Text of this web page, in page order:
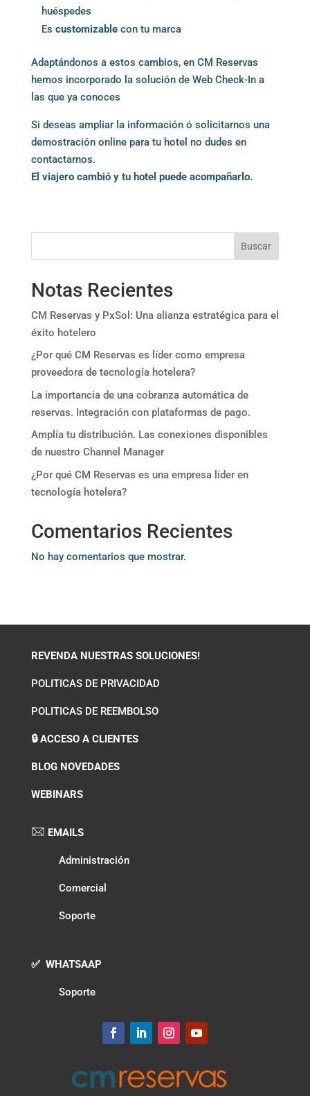
huéspedes
Es customizablecon tu marca
Adaptándonos a estos cambios, en CM Reservas
hemos incorporado la solución de Web Check-Ina
las que ya conoces
Si deseas ampliar la información ó solicitarnos una
demostración online para tu hotel no dudes en
contactarnos.
El viajero cambió y tu hotel puede acompañarlo.
Buscar
Notas Recientes
CM Reservas y PxSol: Una alianza estratégica para el
éxito hotelero
¿Por qué CM Reservas es líder como empresa
proveedora de tecnología hotelera?
La importancia de una cobranza automática de
reservas. Integración con plataformas de pago.
Amplía tu distribución. Las conexiones disponibles
de nuestro Channel Manager
¿Por qué CM Reservas es una empresa líder en
tecnología hotelera?
Comentarios Recientes
No hay comentarios que mostrar.
REVENDA NUESTRAS SOLUCIONES!
POLITICAS DE PRIVACIDAD
POLITICAS DE REEMBOLSO
🔒 ACCESO A CLIENTES
BLOG NOVEDADES
WEBINARS
EMAILS
Administración
Comercial
Soporte
✅ WHATSAAP
Soporte